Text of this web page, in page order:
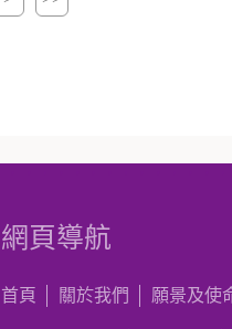
網頁導航
首頁 關於我們 願景及使